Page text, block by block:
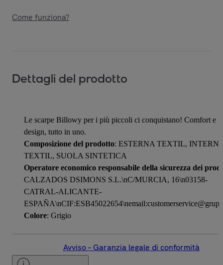
Come funziona?
Dettagli del prodotto
Le scarpe Billowy per i più piccoli ci conquistano! Comfort e
design, tutto in uno.
Composizione del prodotto: ESTERNA TEXTIL,
TEXTIL, SUOLA SINTETICA
Operatore economico responsabile della sicurezza dei
CALZADOS DSIMONS S.L.\nC/MURCIA, 16\n03158-
CATRAL-ALICANTE-
Colore: Grigio
Avviso – Garanzia legale di conformità